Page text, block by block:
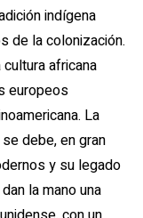
indígena
de la colonización.
africana
europeos
La
debe, en gran
y su legado
la mano una